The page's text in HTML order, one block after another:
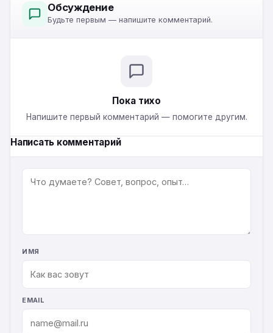
Обсуждение
Будьте первым — напишите комментарий.
Пока тихо
Напишите первый комментарий — помогите другим.
Написать комментарий
КОММЕНТАРИЙ
ИМЯ
EMAIL